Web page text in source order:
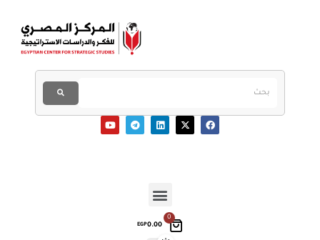
0
EGP0.00